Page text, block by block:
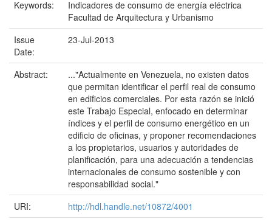
Keywords:
Indicadores de consumo de energía eléctrica
Facultad de Arquitectura y Urbanismo
Issue
Date:
23-Jul-2013
Abstract:
..."Actualmente en Venezuela, no existen datos
que permitan identificar el perfil real de consumo
en edificios comerciales. Por esta razón se inició
este Trabajo Especial, enfocado en determinar
índices y el perfil de consumo energético en un
edificio de oficinas, y proponer recomendaciones
a los propietarios, usuarios y autoridades de
planificación, para una adecuación a tendencias
internacionales de consumo sostenible y con
responsabilidad social."
URI:
http://hdl.handle.net/10872/4001